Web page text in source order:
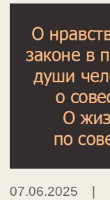
07.06.2025